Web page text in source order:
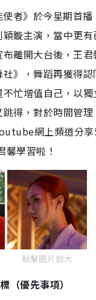
者》於今星期首
鏇主演，當中更
離開大台後，王
》，舞蹈再獲得
忙增值自己，以
得，對於時間管
網上頻道分
馨學習啦！
點擊圖片放大
（優先事項）